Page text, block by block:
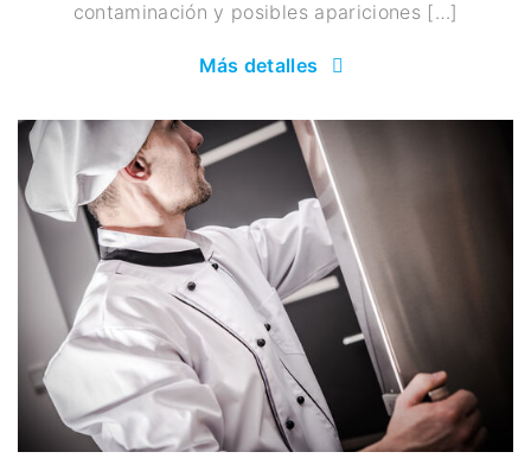
contaminación y posibles apariciones […]
Más detalles